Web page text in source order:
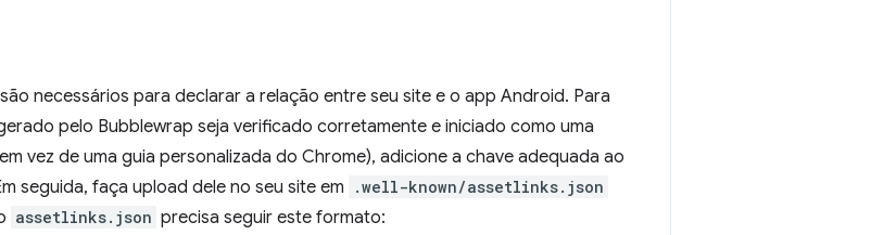
necessários para declarar a relação entre seu site e o app Android. Para
pelo Bubblewrap seja verificado corretamente e iniciado como uma
vez de uma guia personalizada do Chrome), adicione a chave adequada ao
seguida, faça upload dele no seu site em .well-known/assetlinks.json
assetlinks.json precisa seguir este formato: